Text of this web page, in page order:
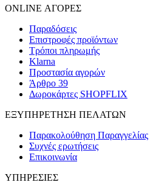
ONLINE ΑΓΟΡΕΣ
Παραδόσεις
Επιστροφές προϊόντων
Τρόποι πληρωμής
Klarna
Προστασία αγορών
Άρθρο 39
Δωροκάρτες SHOPFLIX
ΕΞΥΠΗΡΕΤΗΣΗ ΠΕΛΑΤΩΝ
Παρακολούθηση Παραγγελίας
Συχνές ερωτήσεις
Επικοινωνία
ΥΠΗΡΕΣΙΕΣ